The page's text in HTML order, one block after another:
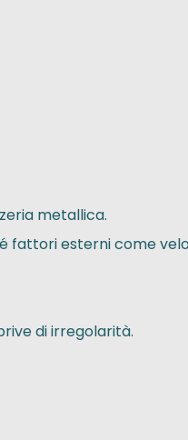
metallica.
fattori esterni come
di irregolarità.